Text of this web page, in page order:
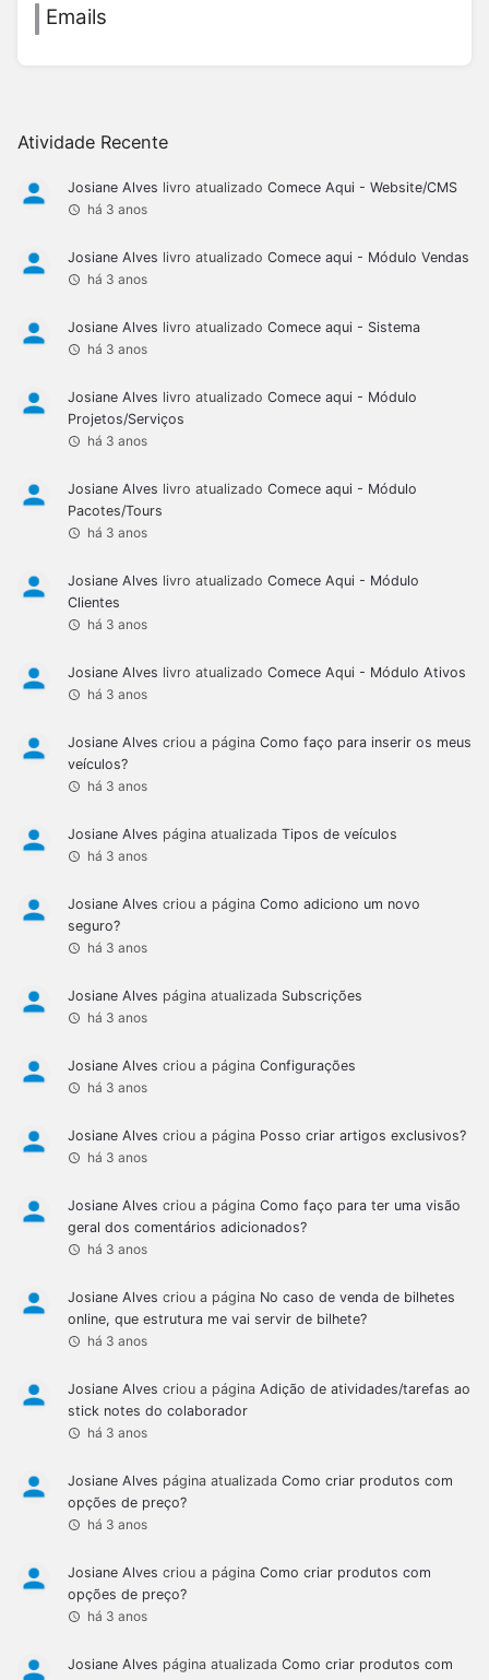
Atividade Recente
Josiane Alves livro atualizado Comece Aqui - Website/CMS
há 3 anos
Josiane Alves livro atualizado Comece aqui - Módulo Vendas
há 3 anos
Josiane Alves livro atualizado Comece aqui - Sistema
há 3 anos
Josiane Alves livro atualizado Comece aqui - Módulo
Projetos/Serviços
há 3 anos
Josiane Alves livro atualizado Comece aqui - Módulo
Pacotes/Tours
há 3 anos
Josiane Alves livro atualizado Comece Aqui - Módulo
Clientes
há 3 anos
Josiane Alves livro atualizado Comece Aqui - Módulo Ativos
há 3 anos
Josiane Alves criou a página Como faço para inserir os meus
veículos?
há 3 anos
Josiane Alves página atualizada Tipos de veículos
há 3 anos
Josiane Alves criou a página Como adiciono um novo
seguro?
há 3 anos
Josiane Alves página atualizada Subscrições
há 3 anos
Josiane Alves criou a página Configurações
há 3 anos
Josiane Alves criou a página Posso criar artigos exclusivos?
há 3 anos
Josiane Alves criou a página Como faço para ter uma visão
geral dos comentários adicionados?
há 3 anos
Josiane Alves criou a página No caso de venda de bilhetes
online, que estrutura me vai servir de bilhete?
há 3 anos
Josiane Alves criou a página Adição de atividades/tarefas ao
stick notes do colaborador
há 3 anos
Josiane Alves página atualizada Como criar produtos com
opções de preço?
há 3 anos
Josiane Alves criou a página Como criar produtos com
opções de preço?
há 3 anos
Josiane Alves página atualizada Como criar produtos com
Emails